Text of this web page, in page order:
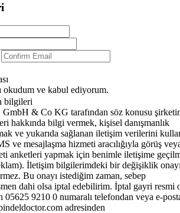
okudum ve kabul ediyorum.
bilgileri
& Co KG tarafından söz konusu
hakkında bilgi vermek, kişisel danışmanlık
ve yukarıda sağlanan iletişim verilerini
ve mesajlaşma hizmeti aracılığıyla görüş
anketleri yapmak için benimle iletişime
İletişim bilgilerimdeki bir değişiklik
Bu onayı istediğim zaman, sebep
dahi olsa iptal edebilirim. İptal gayri resmi
05625 9210 0 numaralı telefondan veya e-
adresinden